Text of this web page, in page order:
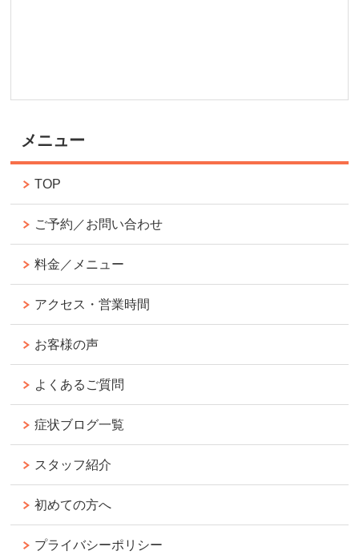
メニュー
TOP
ご予約／お問い合わせ
料金／メニュー
アクセス・営業時間
お客様の声
よくあるご質問
症状ブログ一覧
スタッフ紹介
初めての方へ
プライバシーポリシー